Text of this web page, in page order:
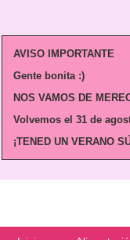
AVISO IMPORTANTE
Gente bonita :)
NOS VAMOS DE
Volvemos el 31 de
¡TENED UN VERANO